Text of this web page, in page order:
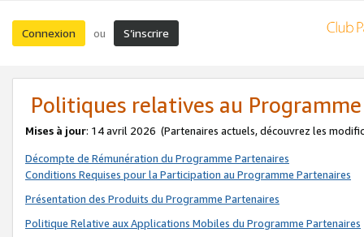
Connexion ou S’inscrire
Politiques relatives au
Mises à jour: 14 avril 2026 (Partenaires actuels, découvrez les
Décompte de Rémunération du Programme Partenaires
Conditions Requises pour la Participation au Programme Partenaires
Présentation des Produits du Programme Partenaires
Politique Relative aux Applications Mobiles du Programme Partenaires